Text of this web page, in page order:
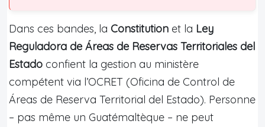
Dans ces bandes, la Constitution et la Ley
Reguladora de Áreas de Reservas Territoriales del
Estado confient la gestion au ministère
compétent via l’OCRET (Oficina de Control de
Áreas de Reserva Territorial del Estado). Personne
– pas même un Guatémaltèque – ne peut